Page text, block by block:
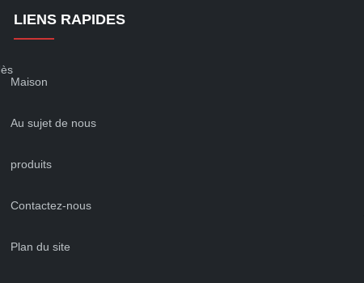
LIENS RAPIDES
Maison
Au sujet de nous
produits
Contactez-nous
Plan du site